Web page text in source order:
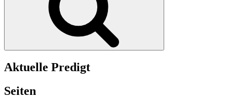
Aktuelle Predigt
Seiten